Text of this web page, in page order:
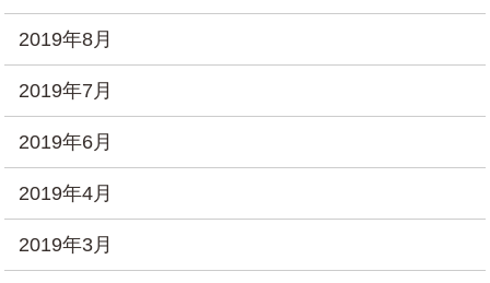
2019年8月
2019年7月
2019年6月
2019年4月
2019年3月